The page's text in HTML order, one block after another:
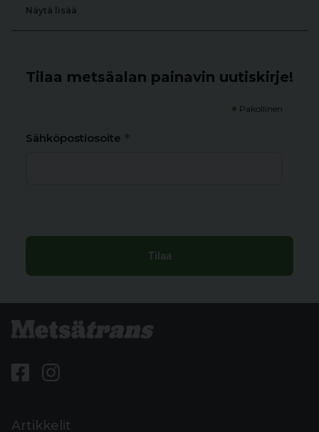
Näytä lisää
Tilaa metsäalan painavin uutiskirje!
* Pakollinen
Sähköpostiosoite *
Artikkelit